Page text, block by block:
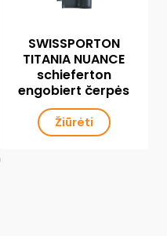
SWISSPORTON
TITANIA NUANCE
schieferton
engobiert čerpės
Žiūrėti